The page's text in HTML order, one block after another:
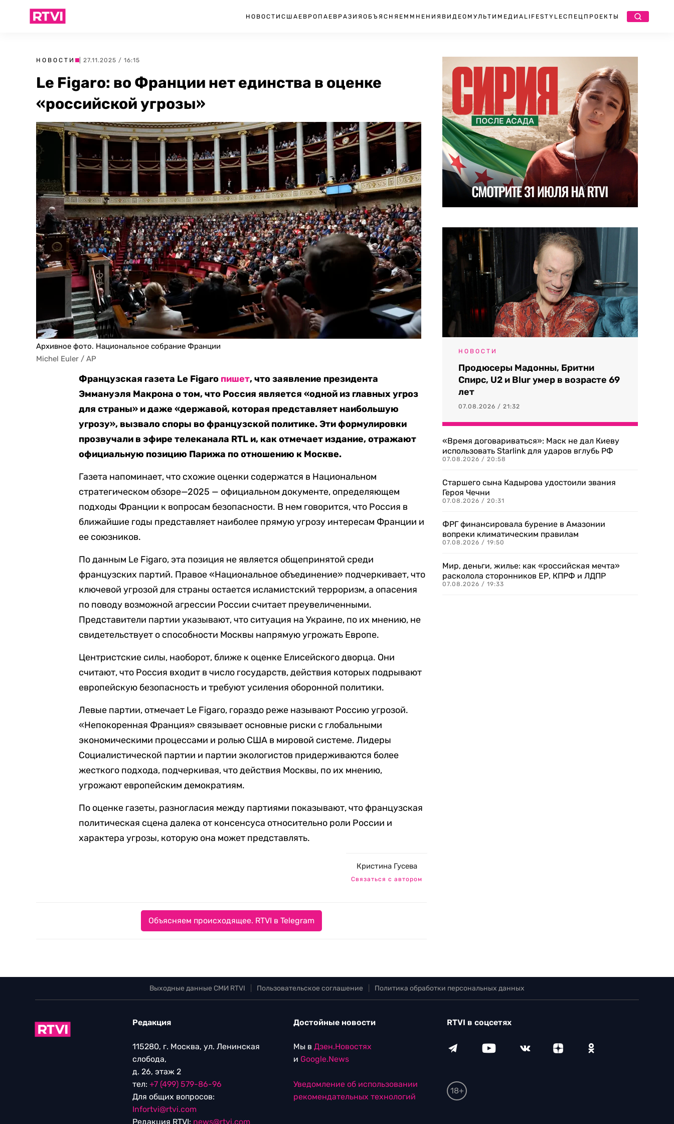
НОВОСТИ США ЕВРОПА ЕВРАЗИЯ ОБЪЯСНЯЕМ МНЕНИЯ ВИДЕО МУЛЬТИМЕДИА LIFESTYLEСПЕЦПРОЕКТЫ
НОВОСТИ | 27.11.2025 / 16:15
Le Figaro: во Франции нет единства в оценке
«российской угрозы»
Архивное фото. Национальное собрание Франции
Michel Euler / AP
Французская газета Le Figaro пишет, что заявление президента
Эммануэля Макрона о том, что Россия является «одной из главных угроз
для страны» и даже «державой, которая представляет наибольшую
угрозу», вызвало споры во французской политике. Эти формулировки
прозвучали в эфире телеканала RTL и, как отмечает издание, отражают
официальную позицию Парижа по отношению к Москве.
Газета напоминает, что схожие оценки содержатся в Национальном
стратегическом обзоре—2025 — официальном документе, определяющем
подходы Франции к вопросам безопасности. В нем говорится, что Россия в
ближайшие годы представляет наиболее прямую угрозу интересам Франции и
ее союзников.
По данным Le Figaro, эта позиция не является общепринятой среди
французских партий. Правое «Национальное объединение» подчеркивает, что
ключевой угрозой для страны остается исламистский терроризм, а опасения
по поводу возможной агрессии России считает преувеличенными.
Представители партии указывают, что ситуация на Украине, по их мнению, не
свидетельствует о способности Москвы напрямую угрожать Европе.
Центристские силы, наоборот, ближе к оценке Елисейского дворца. Они
считают, что Россия входит в число государств, действия которых подрывают
европейскую безопасность и требуют усиления оборонной политики.
Левые партии, отмечает Le Figaro, гораздо реже называют Россию угрозой.
«Непокоренная Франция» связывает основные риски с глобальными
экономическими процессами и ролью США в мировой системе. Лидеры
Социалистической партии и партии экологистов придерживаются более
жесткого подхода, подчеркивая, что действия Москвы, по их мнению,
угрожают европейским демократиям.
По оценке газеты, разногласия между партиями показывают, что французская
политическая сцена далека от консенсуса относительно роли России и
характера угрозы, которую она может представлять.
Кристина Гусева
Связаться с автором
Объясняем происходящее. RTVI в Telegram
НОВОСТИ
Продюсеры Мадонны, Бритни
Спирс, U2 и Blur умер в возрасте 69
лет
07.08.2026 / 21:32
«Время договариваться»: Маск не дал Киеву
использовать Starlink для ударов вглубь РФ
07.08.2026 / 20:58
Старшего сына Кадырова удостоили звания
Героя Чечни
07.08.2026 / 20:31
ФРГ финансировала бурение в Амазонии
вопреки климатическим правилам
07.08.2026 / 19:50
Мир, деньги, жилье: как «российская мечта»
расколола сторонников ЕР, КПРФ и ЛДПР
07.08.2026 / 19:33
Выходные данные СМИ RTVI Пользовательское соглашение Политика обработки персональных данных
Редакция
115280, г. Москва, ул. Ленинская
слобода,
д. 26, этаж 2
тел: +7 (499) 579-86-96
Для общих вопросов:
Infortvi@rtvi.com
Редакция RTVI: news@rtvi.com
Достойные новости
Мы в Дзен.Новостях
и Google.News
Уведомление об использовании
рекомендательных технологий
RTVI в соцсетях
18+